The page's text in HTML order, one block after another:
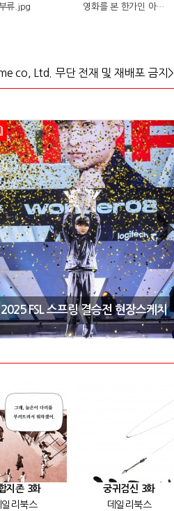
류.jpg
영화를 본 한가인 아들
co, Ltd. 무단 전재 및 재배포 금지>
2025 FSL 스프링 결승전 현장스케치
지존 3화
일리북스
궁귀검신 3화
데일리북스